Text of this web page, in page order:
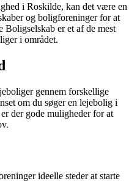
i Roskilde, kan det være en
og boligforeninger for at
Boligselskab er et af de mest
i området.
gennem forskellige
om du søger en lejebolig i
der gode muligheder for at
ideelle steder at starte